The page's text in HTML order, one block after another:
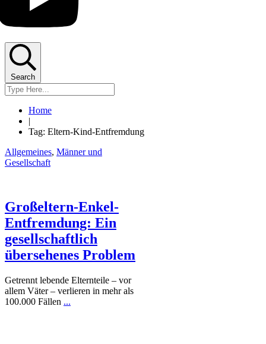
Search
Home
|
Tag: Eltern-Kind-Entfremdung
Allgemeines, Männer und
Gesellschaft
Großeltern-Enkel-
Entfremdung: Ein
gesellschaftlich
übersehenes Problem
Getrennt lebende Elternteile – vor
allem Väter – verlieren in mehr als
100.000 Fällen ...